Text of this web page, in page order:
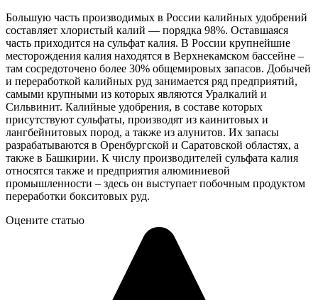
Большую часть производимых в России калийных удобрений
составляет хлористый калий — порядка 98%. Оставшаяся
часть приходится на сульфат калия. В России крупнейшие
месторождения калия находятся в Верхнекамском бассейне –
там сосредоточено более 30% общемировых запасов. Добычей
и переработкой калийных руд занимается ряд предприятий,
самыми крупными из которых являются Уралкалий и
Сильвинит. Калийные удобрения, в составе которых
присутствуют сульфаты, производят из каинитовых и
лангбейнитовых пород, а также из алунитов. Их запасы
разрабатываются в Оренбургской и Саратовской областях, а
также в Башкирии. К числу производителей сульфата калия
относятся также и предприятия алюминиевой
промышленности – здесь он выступает побочным продуктом
переработки бокситовых руд.
Оцените статью